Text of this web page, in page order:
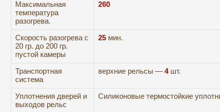
Максимальная
температура
разогрева.
260
Скорость разогрева с
20 гр. до 200 гр.
пустой камеры
25 мин.
Транспортная
система
верхние рельсы —4шт.
Уплотнения дверей и
выходов рельс
Силиконовые термостойкие